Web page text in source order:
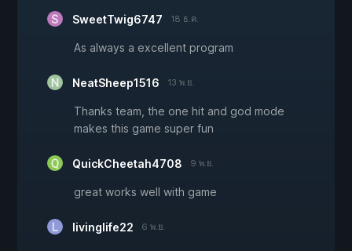
SweetTwig6747 18 ธ.ค.
As always a excellent program
NeatSheep1516 13 พ.ย.
Thanks team, the one hit and god mode
makes this game super fun
QuickCheetah4708 9 พ.ย.
great works well with game
livinglife22 6 พ.ย.